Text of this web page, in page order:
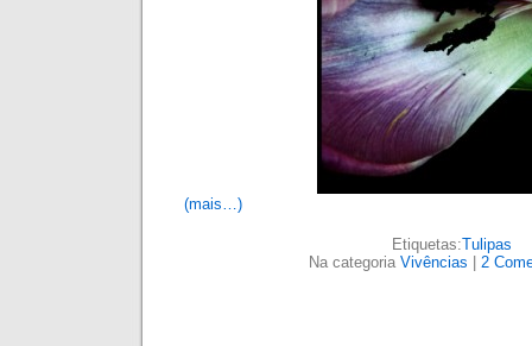
(mais…)
Etiquetas:Tulipas
Na categoria Vivências 2